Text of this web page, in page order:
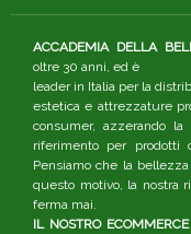
ACCADEMIA DELLA
oltre 30 anni, ed è
leader in Italia per la
estetica e attrezzature
consumer, azzerando
riferimento per prodotti
Pensiamo che la
questo motivo, la nostra
ferma mai.
IL NOSTRO ECOMMERCE